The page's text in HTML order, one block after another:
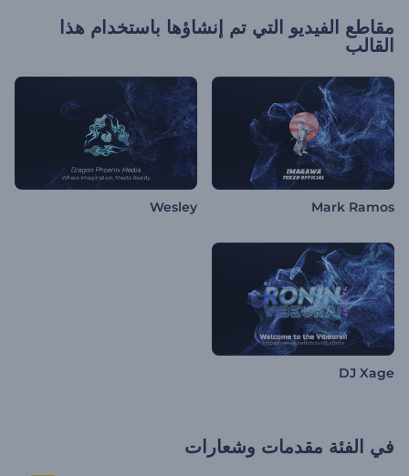
مقاطع الفيديو التي تم إنشاؤها باستخدام هذا
القالب
Mark Ramos
Wesley
DJ Xage
في الفئة مقدمات وشعارات